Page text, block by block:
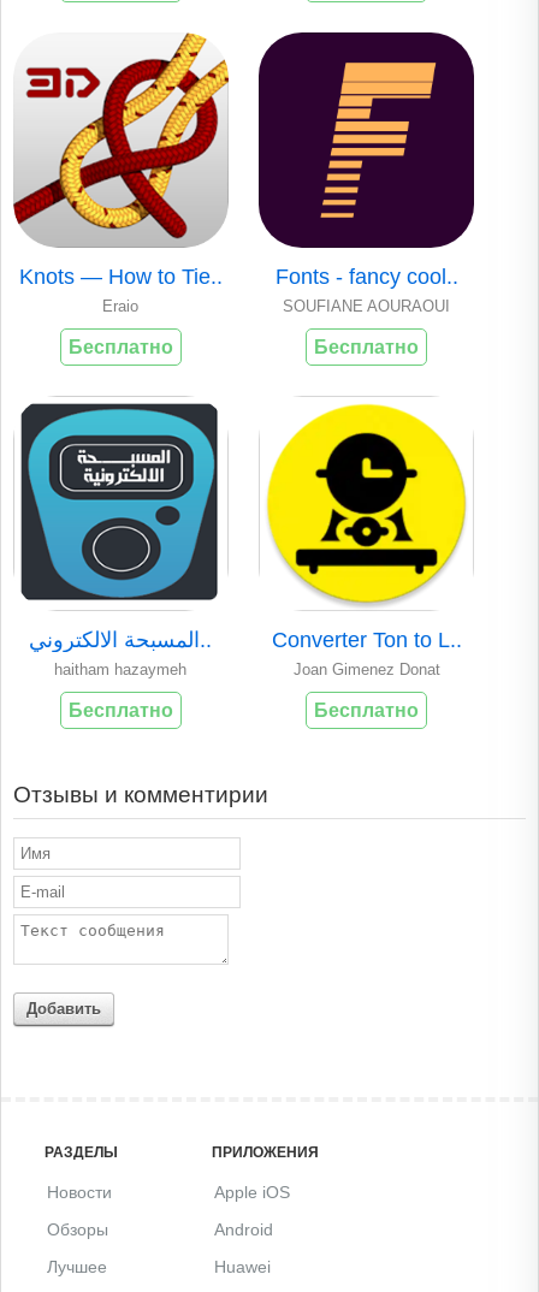
Knots — How to Tie..
Eraio
Бесплатно
Fonts - fancy cool..
SOUFIANE AOURAOUI
Бесплатно
المسبحة الالكتروني..
haitham hazaymeh
Бесплатно
Converter Ton to L..
Joan Gimenez Donat
Бесплатно
Отзывы и комментирии
Добавить
РАЗДЕЛЫ
Новости
Обзоры
Лучшее
ПРИЛОЖЕНИЯ
Apple iOS
Android
Huawei